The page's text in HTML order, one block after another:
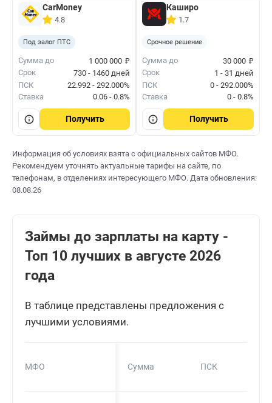
CarMoney
4.8
Под залог ПТС
Сумма до 1 000 000 ₽
Срок
730 - 1460 дней
ПСК
22.992 - 292.000%
Ставка
0.06 - 0.8%
Получить
Каширо
1.7
Срочное решение
Сумма до 30 000 ₽
Срок
1 - 31 дней
ПСК
0 - 292.000%
Ставка
0 - 0.8%
Получить
Информация об условиях взята с официальных сайтов МФО.
Рекомендуем уточнять актуальные тарифы на сайте, по
телефонам, в отделениях интересующего МФО. Дата обновления:
08.08.26
Займы до зарплаты на карту -
Топ 10 лучших в августе 2026
года
В таблице представлены предложения с
лучшими условиями.
МФО Сумма ПСК